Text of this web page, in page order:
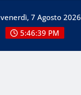
venerdì, 7 Agosto 2026
5:46:41 PM